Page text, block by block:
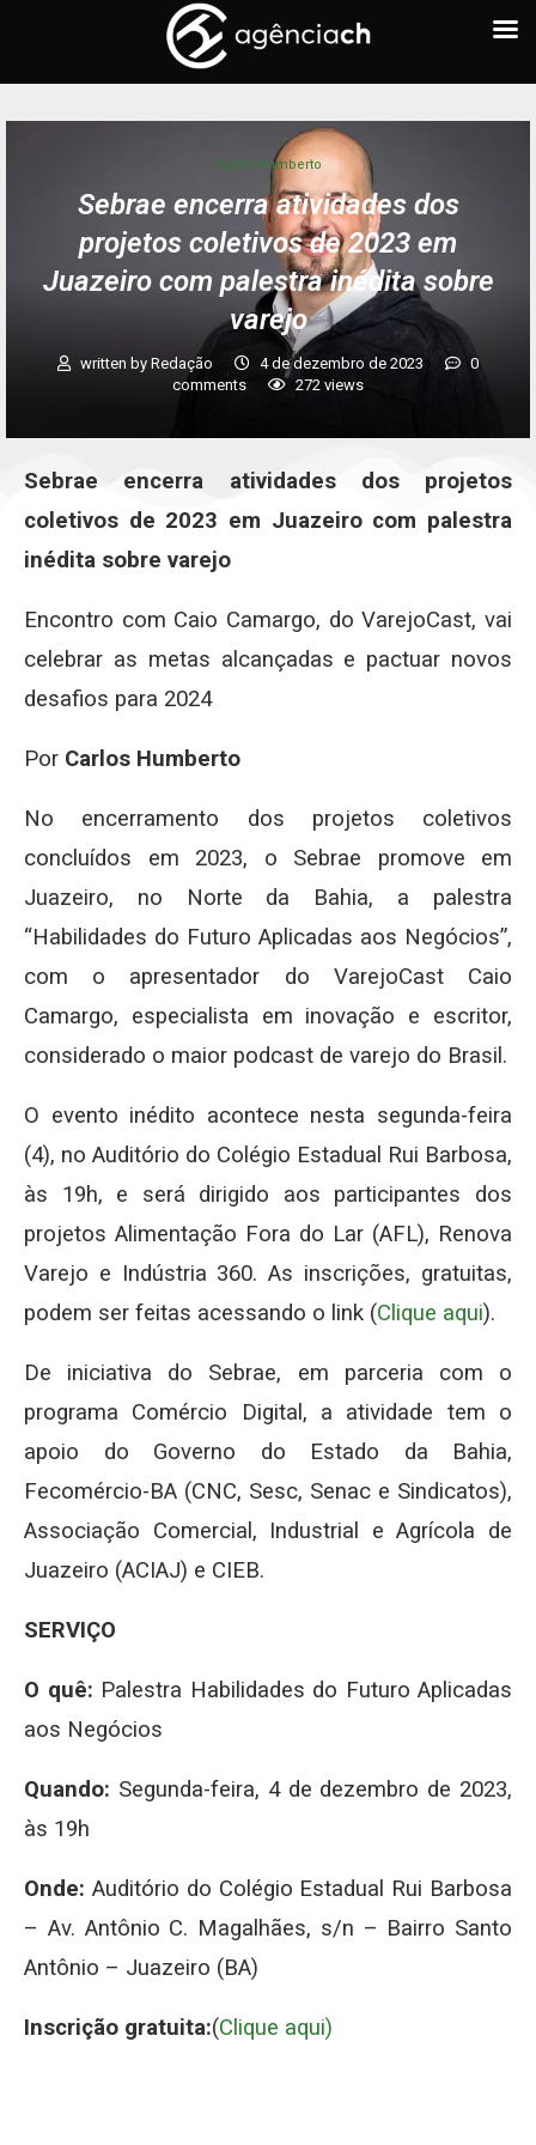
Carlos Humberto
Sebrae encerra atividades dos
projetos coletivos de 2023 em
Juazeiro com palestra inédita sobre
varejo
written by Redação 4 de dezembro de 2023
0
comments
272 views
Sebrae encerra atividades dos projetos
coletivos de 2023 em Juazeiro com palestra
inédita sobre varejo
Encontro com Caio Camargo, do VarejoCast, vai
celebrar as metas alcançadas e pactuar novos
desafios para 2024
Por Carlos Humberto
No encerramento dos projetos coletivos
concluídos em 2023, o Sebrae promove em
Juazeiro, no Norte da Bahia, a palestra
“Habilidades do Futuro Aplicadas aos Negócios”,
com o apresentador do VarejoCast Caio
Camargo, especialista em inovação e escritor,
considerado o maior podcast de varejo do Brasil.
O evento inédito acontece nesta segunda-feira
(4), no Auditório do Colégio Estadual Rui Barbosa,
às 19h, e será dirigido aos participantes dos
projetos Alimentação Fora do Lar (AFL), Renova
Varejo e Indústria 360. As inscrições, gratuitas,
podem ser feitas acessando o link (Clique aqui).
De iniciativa do Sebrae, em parceria com o
programa Comércio Digital, a atividade tem o
apoio do Governo do Estado da Bahia,
Fecomércio-BA (CNC, Sesc, Senac e Sindicatos),
Associação Comercial, Industrial e Agrícola de
Juazeiro (ACIAJ) e CIEB.
SERVIÇO
O quê: Palestra Habilidades do Futuro Aplicadas
aos Negócios
Quando: Segunda-feira, 4 de dezembro de 2023,
às 19h
Onde: Auditório do Colégio Estadual Rui Barbosa
– Av. Antônio C. Magalhães, s/n – Bairro Santo
Antônio – Juazeiro (BA)
Inscrição gratuita:(Clique aqui)